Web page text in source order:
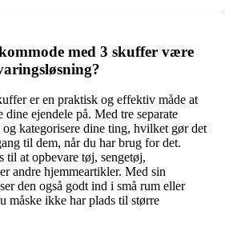
med 3 skuffer være
er en praktisk og effektiv måde at
dine ejendele på. Med tre separate
kategorisere dine ting, hvilket gør det
til dem, når du har brug for det.
til at opbevare tøj, sengetøj,
andre hjemmeartikler. Med sin
den også godt ind i små rum eller
måske ikke har plads til større